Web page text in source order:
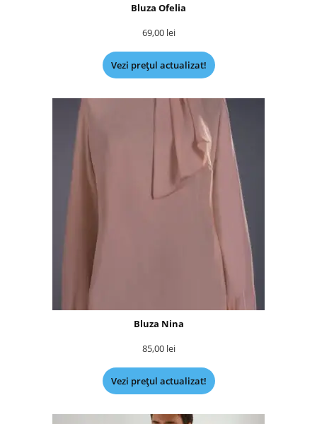
Bluza Ofelia
69,00 lei
Vezi prețul actualizat!
Bluza Nina
85,00 lei
Vezi prețul actualizat!